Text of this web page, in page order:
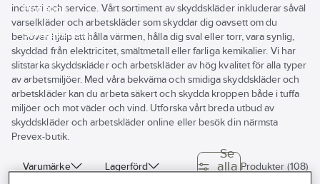
Profilshop
Serviceverkstad
Företagsprofilering
Movab
industri och service. Vårt sortiment av skyddskläder inkluderar såväl
varselkläder och arbetskläder som skyddar dig oavsett om du
behöver hjälp att hålla värmen, hålla dig sval eller torr, vara synlig,
skyddad från elektricitet, smältmetall eller farliga kemikalier. Vi har
slitstarka skyddskläder och arbetskläder av hög kvalitet för alla typer
av arbetsmiljöer. Med våra bekväma och smidiga skyddskläder och
arbetskläder kan du arbeta säkert och skydda kroppen både i tuffa
miljöer och mot väder och vind. Utforska vårt breda utbud av
skyddskläder och arbetskläder online eller besök din närmsta
Prevex-butik.
Varumärke Lagerförd
Se
alla Produkter (108)